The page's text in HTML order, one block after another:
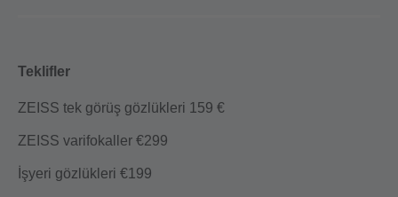
Teklifler
ZEISS tek görüş gözlükleri 159 €
ZEISS varifokaller €299
İşyeri gözlükleri €199